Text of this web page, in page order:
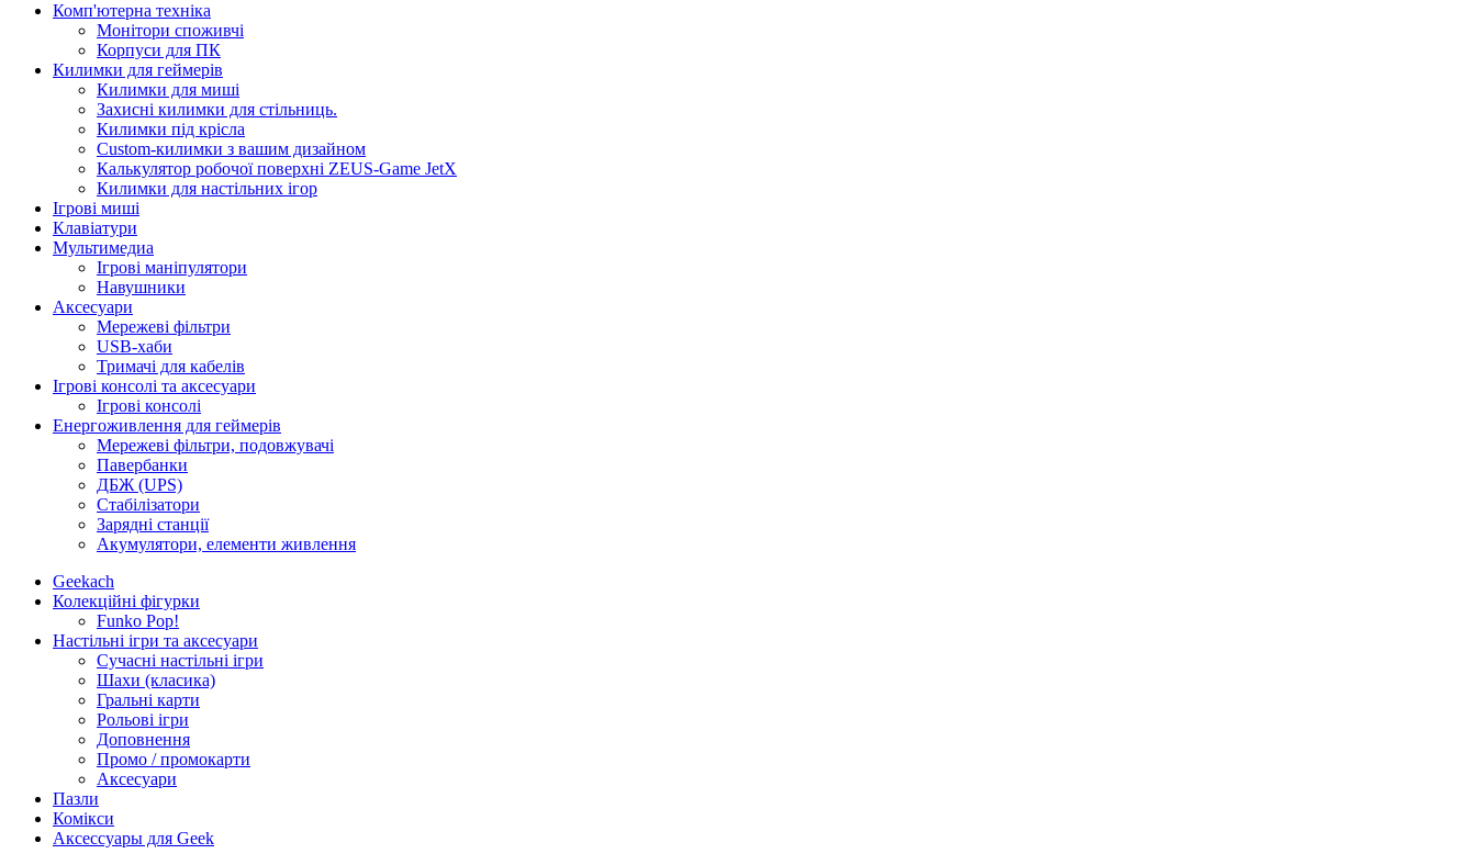
Комп'ютерна техніка
Монітори споживчі
Корпуси для ПК
Килимки для геймерів
Килимки для миші
Захисні килимки для стільниць.
Килимки під крісла
Custom-килимки з вашим дизайном
Калькулятор робочої поверхні ZEUS-Game JetX
Килимки для настільних ігор
Ігрові миші
Клавіатури
Мультимедиа
Ігрові маніпулятори
Навушники
Аксесуари
Мережеві фільтри
USB-хаби
Тримачі для кабелів
Ігрові консолі та аксесуари
Ігрові консолі
Енергоживлення для геймерів
Мережеві фільтри, подовжувачі
Павербанки
ДБЖ (UPS)
Стабілізатори
Зарядні станції
Акумулятори, елементи живлення
Geekach
Колекційні фігурки
Funko Pop!
Настільні ігри та аксесуари
Сучасні настільні ігри
Шахи (класика)
Гральні карти
Рольові ігри
Доповнення
Промо / промокарти
Аксесуари
Пазли
Комікси
Аксессуары для Geek